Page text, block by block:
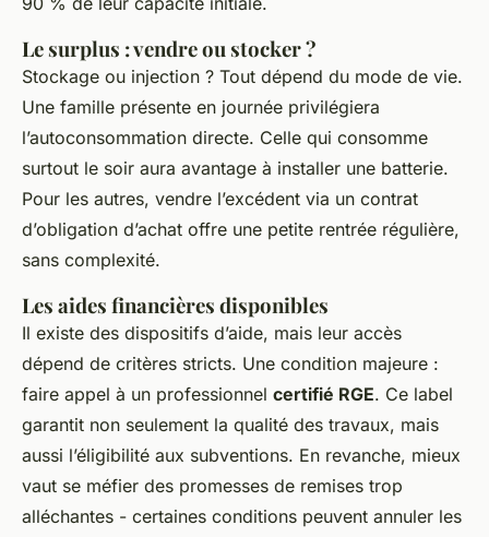
Le surplus : vendre ou stocker ?
Stockage ou injection ? Tout dépend du mode de vie.
Une famille présente en journée privilégiera
l’autoconsommation directe. Celle qui consomme
surtout le soir aura avantage à installer une batterie.
Pour les autres, vendre l’excédent via un contrat
d’obligation d’achat offre une petite rentrée régulière,
sans complexité.
Les aides financières disponibles
Il existe des dispositifs d’aide, mais leur accès
dépend de critères stricts. Une condition majeure :
faire appel à un professionnel certifié RGE. Ce label
garantit non seulement la qualité des travaux, mais
aussi l’éligibilité aux subventions. En revanche, mieux
vaut se méfier des promesses de remises trop
alléchantes - certaines conditions peuvent annuler les